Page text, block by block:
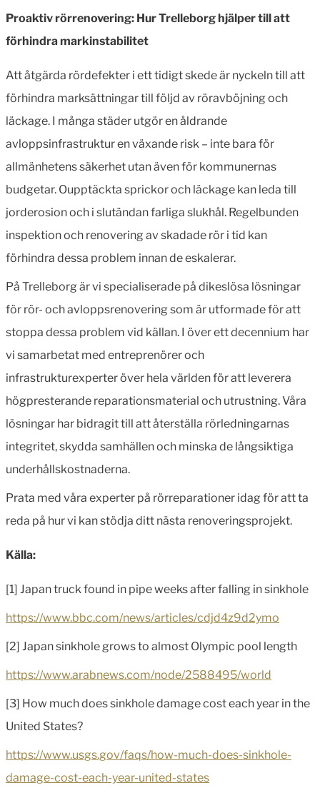
Proaktiv rörrenovering: Hur Trelleborg hjälper till att
förhindra markinstabilitet
Att åtgärda rördefekter i ett tidigt skede är nyckeln till att
förhindra marksättningar till följd av röravböjning och
läckage. I många städer utgör en åldrande
avloppsinfrastruktur en växande risk – inte bara för
allmänhetens säkerhet utan även för kommunernas
budgetar. Oupptäckta sprickor och läckage kan leda till
jorderosion och i slutändan farliga slukhål. Regelbunden
inspektion och renovering av skadade rör i tid kan
förhindra dessa problem innan de eskalerar.
På Trelleborg är vi specialiserade på dikeslösa lösningar
för rör- och avloppsrenovering som är utformade för att
stoppa dessa problem vid källan. I över ett decennium har
vi samarbetat med entreprenörer och
infrastrukturexperter över hela världen för att leverera
högpresterande reparationsmaterial och utrustning. Våra
lösningar har bidragit till att återställa rörledningarnas
integritet, skydda samhällen och minska de långsiktiga
underhållskostnaderna.
Prata med våra experter på rörreparationer idag för att ta
reda på hur vi kan stödja ditt nästa renoveringsprojekt.
Källa:
[1] Japan truck found in pipe weeks after falling in sinkhole
https://www.bbc.com/news/articles/cdjd4z9d2ymo
[2] Japan sinkhole grows to almost Olympic pool length
https://www.arabnews.com/node/2588495/world
[3] How much does sinkhole damage cost each year in the
United States?
https://www.usgs.gov/faqs/how-much-does-sinkhole-
damage-cost-each-year-united-states